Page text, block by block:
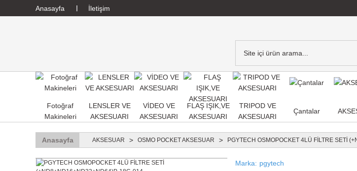
Anasayfa İletişim
Fotoğraf
Makineleri
LENSLER VE
AKSESUARI
VİDEO VE
AKSESUARI
FLAŞ IŞIK,VE
AKSESUARI
TRIPOD VE
AKSESUARI
Çantalar
Anasayfa AKSESUAR OSMO POCKET AKSESUAR PGYTECH OSMOPOCKET 4LÜ FİLTRE SETİ
Marka pgytech